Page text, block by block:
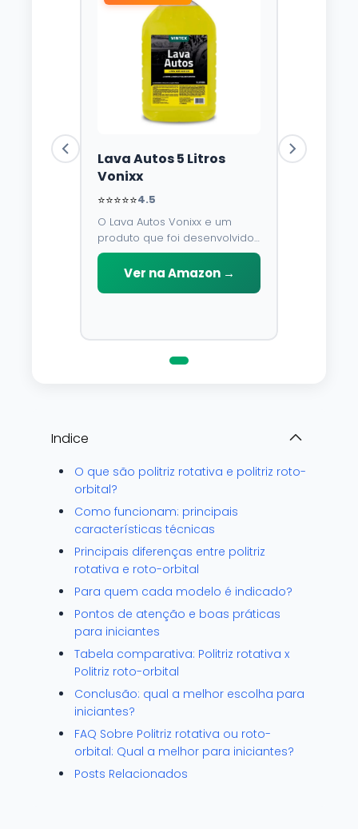
Lava Autos 5 Litros
Vonixx
⭐⭐⭐⭐⭐4.5
O Lava Autos Vonixx e um
produto que foi desenvolvido
para limpar, proteger e
conservar a lataria do veiculo.
Por possuir pH neutro, pode
Ver na Amazon →
Indice
O que são politriz rotativa e politriz roto-
orbital?
Como funcionam: principais
características técnicas
Principais diferenças entre politriz
rotativa e roto-orbital
Para quem cada modelo é indicado?
Pontos de atenção e boas práticas
para iniciantes
Tabela comparativa: Politriz rotativa x
Politriz roto-orbital
Conclusão: qual a melhor escolha para
iniciantes?
FAQ Sobre Politriz rotativa ou roto-
orbital: Qual a melhor para iniciantes?
Posts Relacionados